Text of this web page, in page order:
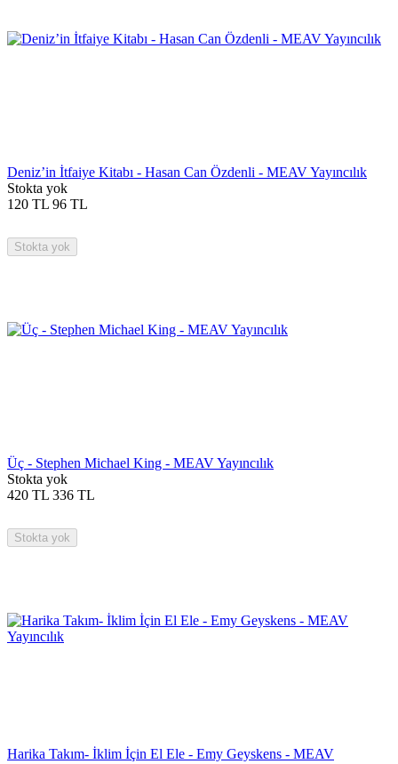
Deniz’in İtfaiye Kitabı - Hasan Can Özdenli - MEAV Yayıncılık
Stokta yok
120 TL 96 TL
Stokta yok
Üç - Stephen Michael King - MEAV Yayıncılık
Stokta yok
420 TL 336 TL
Stokta yok
Harika Takım- İklim İçin El Ele - Emy Geyskens - MEAV